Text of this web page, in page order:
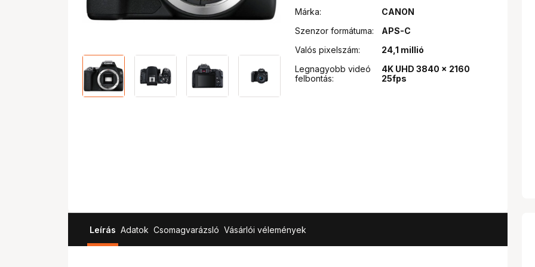
Márka:
CANON
Szenzor formátuma:
APS-C
Valós pixelszám:
24,1 millió
Legnagyobb videó
felbontás:
4K UHD 3840 x 2160
25fps
Leírás Adatok Csomagvarázsló Vásárlói vélemények